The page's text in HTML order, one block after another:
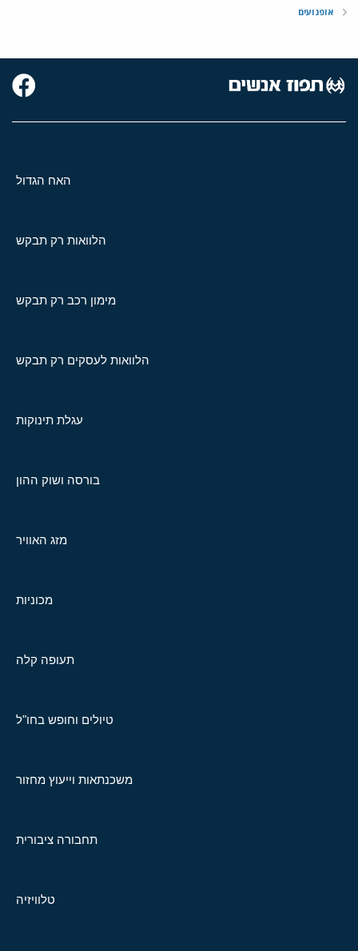
אופנועים
האח הגדול
הלוואות רק תבקש
מימון רכב רק תבקש
הלוואות לעסקים רק תבקש
עגלת תינוקות
בורסה ושוק ההון
מזג האוויר
מכוניות
תעופה קלה
טיולים וחופש בחו"ל
משכנתאות וייעוץ מחזור
תחבורה ציבורית
טלוויזיה